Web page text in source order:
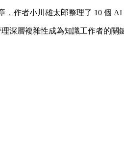
作者小川雄太郎整理了 10 個 AI
深層複雜性成為知識工作者的關